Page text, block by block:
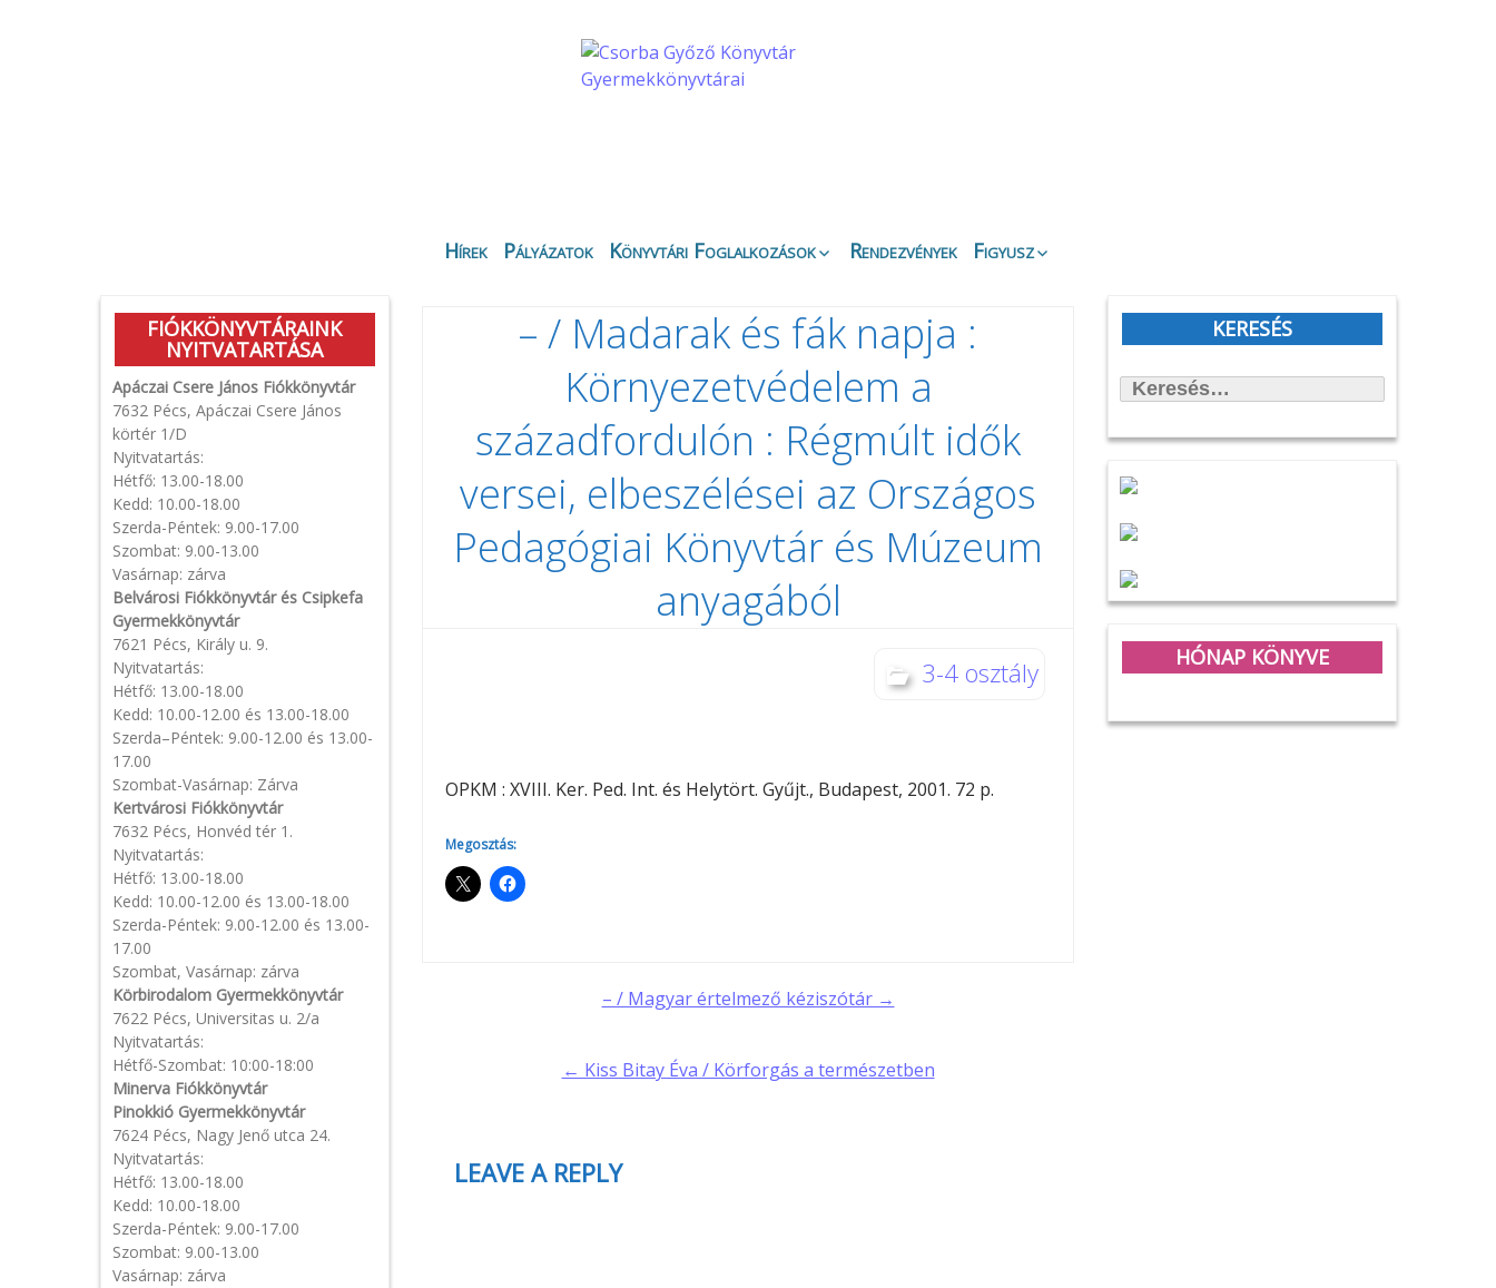
Hírek Pályázatok
Könyvtári Foglalkozások
Fiókkönyvtár
Belvárosi Fiókkönyvtár
Csipkefa
Gyermekkönyvtár
Kertvárosi Fiókkönyvtár
Körbirodalom
Gyermekkönyvtár
Minerva Fiókkönyvtár
Pinokkió
Gyermekkönyvtár
Rendezvények
Figyusz
Könyvtámasz Könyvklub
Körbirodalmi lépegető
Diafilmköcsönzés
FIÓKKÖNYVTÁRAINK
NYITVATARTÁSA
Apáczai Csere János Fiókkönyvtár
7632 Pécs, Apáczai Csere János
körtér 1/D
Nyitvatartás:
Hétfő: 13.00-18.00
Kedd: 10.00-18.00
Szerda-Péntek: 9.00-17.00
Szombat: 9.00-13.00
Vasárnap: zárva
Belvárosi Fiókkönyvtár és Csipkefa
Gyermekkönyvtár
7621 Pécs, Király u. 9.
Nyitvatartás:
Hétfő: 13.00-18.00
Kedd: 10.00-12.00 és 13.00-18.00
Szerda–Péntek: 9.00-12.00 és 13.00-
17.00
Szombat-Vasárnap: Zárva
Kertvárosi Fiókkönyvtár
7632 Pécs, Honvéd tér 1.
Nyitvatartás:
Hétfő: 13.00-18.00
Kedd: 10.00-12.00 és 13.00-18.00
Szerda-Péntek: 9.00-12.00 és 13.00-
17.00
Szombat, Vasárnap: zárva
Körbirodalom Gyermekkönyvtár
7622 Pécs, Universitas u. 2/a
Nyitvatartás:
Hétfő-Szombat: 10:00-18:00
Minerva Fiókkönyvtár
Pinokkió Gyermekkönyvtár
7624 Pécs, Nagy Jenő utca 24.
Nyitvatartás:
Hétfő: 13.00-18.00
Kedd: 10.00-18.00
Szerda-Péntek: 9.00-17.00
Szombat: 9.00-13.00
Vasárnap: zárva
KERESÉS
HÓNAP KÖNYVE
– / Madarak és fák napja :
Környezetvédelem a
századfordulón : Régmúlt idők
versei, elbeszélései az Országos
Pedagógiai Könyvtár és Múzeum
anyagából
3-4 osztály
OPKM : XVIII. Ker. Ped. Int. és Helytört. Gyűjt., Budapest, 2001. 72 p.
Megosztás:
navigation
– / Magyar értelmező kéziszótár →
← Kiss Bitay Éva / Körforgás a természetben
LEAVE A REPLY